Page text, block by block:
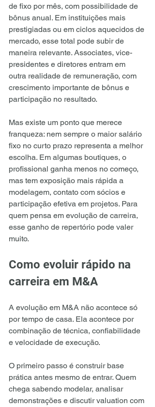
de fixo por mês, com possibilidade de
bônus anual. Em instituições mais
prestigiadas ou em ciclos aquecidos de
mercado, esse total pode subir de
maneira relevante. Associates, vice-
presidentes e diretores entram em
outra realidade de remuneração, com
crescimento importante de bônus e
participação no resultado.
Mas existe um ponto que merece
franqueza: nem sempre o maior salário
fixo no curto prazo representa a melhor
escolha. Em algumas boutiques, o
profissional ganha menos no começo,
mas tem exposição mais rápida a
modelagem, contato com sócios e
participação efetiva em projetos. Para
quem pensa em evolução de carreira,
esse ganho de repertório pode valer
muito.
Como evoluir rápido na
carreira em M&A
A evolução em M&A não acontece só
por tempo de casa. Ela acontece por
combinação de técnica, confiabilidade
e velocidade de execução.
O primeiro passo é construir base
prática antes mesmo de entrar. Quem
chega sabendo modelar, analisar
demonstrações e discutir valuation com